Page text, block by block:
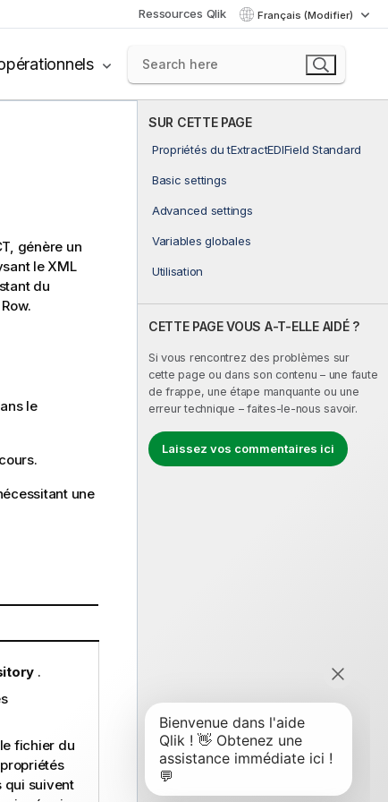
Ressources Qlik Français (Modifier)
SUR CETTE PAGE
Propriétés du tExtractEDIField Standard
Basic settings
Advanced settings
Variables globales
Utilisation
CETTE PAGE VOUS A-T-ELLE AIDÉ ?
Si vous rencontrez des problèmes sur
cette page ou dans son contenu – une faute
de frappe, une étape manquante ou une
erreur technique – faites-le-nous savoir.
Laissez vos commentaires ici
génère un
le XML
du
le
.
une
.
fichier du
qui suivent